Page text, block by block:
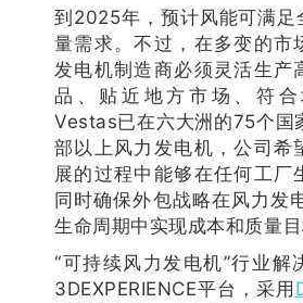
到2025年，预计风能可满足
量需求。不过，在多变的市
发电机制造商必须灵活生产
品、贴近地方市场、符合
Vestas已在六大洲的75个国
部以上风力发电机，公司希
展的过程中能够在任何工厂
同时确保外包战略在风力发
生命周期中实现成本和质量目
“可持续风力发电机”行业解
3DEXPERIENCE平台，采用